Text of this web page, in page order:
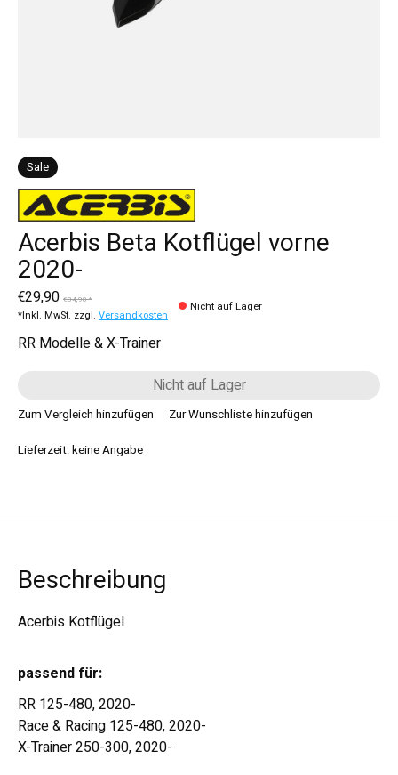
Sale
Acerbis Beta Kotflügel vorne
2020-
€29,90 €34,90 *
*Inkl. MwSt. zzgl. Versandkosten
Nicht auf Lager
RR Modelle & X-Trainer
Nicht auf Lager
Zum Vergleich hinzufügen
Zur Wunschliste hinzufügen
Lieferzeit: keine Angabe
Beschreibung
Acerbis Kotflügel
passend für:
RR 125-480, 2020-
Race & Racing 125-480, 2020-
X-Trainer 250-300, 2020-